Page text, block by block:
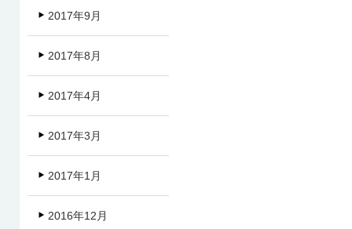
2017年9月
2017年8月
2017年4月
2017年3月
2017年1月
2016年12月